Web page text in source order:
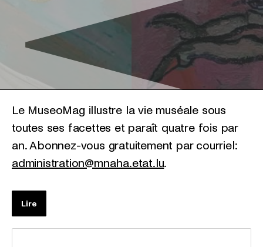
Le MuseoMag illustre la vie muséale sous
toutes ses facettes et paraît quatre fois par
an. Abonnez-vous gratuitement par courriel:
administration@mnaha.etat.lu.
Lire